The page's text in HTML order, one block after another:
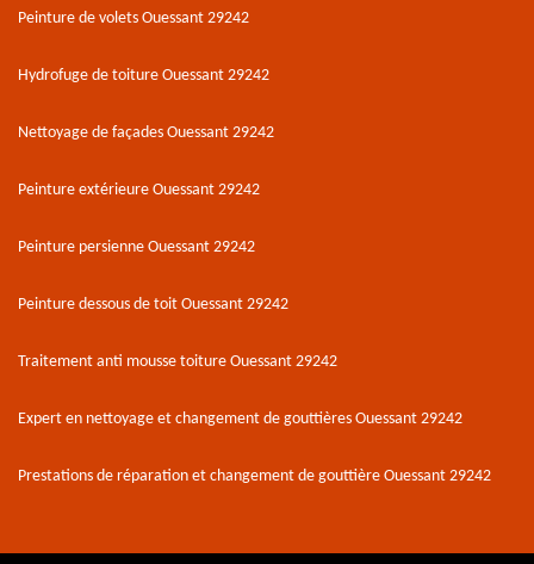
Peinture de volets Ouessant 29242
Hydrofuge de toiture Ouessant 29242
Nettoyage de façades Ouessant 29242
Peinture extérieure Ouessant 29242
Peinture persienne Ouessant 29242
Peinture dessous de toit Ouessant 29242
Traitement anti mousse toiture Ouessant 29242
Expert en nettoyage et changement de gouttières Ouessant 29242
Prestations de réparation et changement de gouttière Ouessant 29242